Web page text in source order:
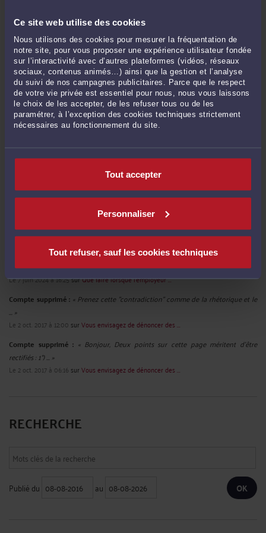
Ce site web utilise des cookies
Nous utilisons des cookies pour mesurer la fréquentation de
notre site, pour vous proposer une expérience utilisateur fondée
sur l’interactivité avec d’autres plateformes (vidéos, réseaux
sociaux, contenus animés…) ainsi que la gestion et l’analyse
du suivi de nos campagnes publicitaires. Parce que le respect
de votre vie privée est essentiel pour nous, nous vous laissons
le choix de les accepter, de les refuser tous ou de les
paramétrer, à l’exception des cookies techniques strictement
nécessaires au fonctionnement du site.
Tout accepter
Personnaliser
Tout refuser, sauf les cookies techniques
09:40
Quelles sont les précautions à prendre pour un entretien préalable au
licenciement ?-Le 20 mai 2026 à 11:17
Voir toutes ses publications
Derniers commentaires
réalisent ... »
Atteinte à la vie privée ...
Aurora :« This post really makes me think about how AI is changing jobs. It's ... »
Le 13 avril 2026 à 11:19surL’avocat face à la généralisation ...
« This article is really helpful for understanding those changes. On a ... »
Le 13 avril 2026 à 11:13surRuptures conventionnelles : ...
Compte supprimé : « Bonjour, Je suis fonctionnaire titulaire sanctionné
professionnellement ... »
Le 7 juin 2024 à 16:25surQue faire lorsque l’employeur ...
Compte supprimé : « Prenez cette "contradiction" comme de la rhétorique et le
... »
Le 2 oct. 2017 à 12:00 surVous envisagez de dénoncer des ...
Compte supprimé : « Bonjour, Deux points sur cette page méritent d'être
rectifiés : 1°) ... »
Le 2 oct. 2017 à 06:16 surVous envisagez de dénoncer des ...
RECHERCHE
Publié du au